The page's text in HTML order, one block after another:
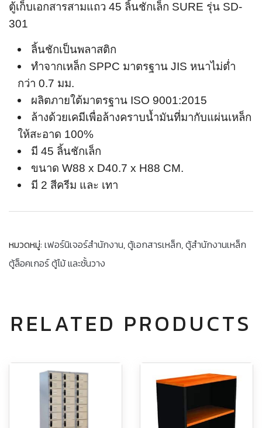
ตู้เก็บเอกสารสามแถว 45 ลิ้นชักเล็ก SURE รุ่น SD-
301
ลิ้นชักเป็นพลาสติก
ทำจากเหล็ก SPPC มาตรฐาน JIS หนาไม่ต่ำ
กว่า 0.7 มม.
ผลิตภายใต้มาตรฐาน ISO 9001:2015
ล้างด้วยเคมีเพื่อล้างคราบน้ำมันที่มากับแผ่นเหล็ก
ให้สะอาด 100%
มี 45 ลิ้นชักเล็ก
ขนาด W88 x D40.7 x H88 CM.
มี 2 สีครีม และ เทา
หมวดหมู่: เฟอร์นิเจอร์สำนักงาน,ตู้เอกสารเหล็ก,ตู้สำนักงานเหล็ก
ตู้ล็อคเกอร์ ตู้ไม้ และชั้นวาง
RELATED PRODUCTS